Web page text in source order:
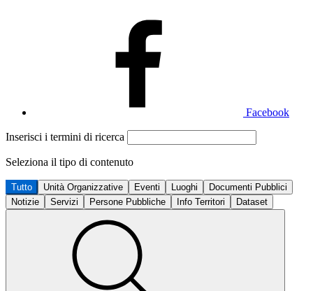
Facebook
Inserisci i termini di ricerca
Seleziona il tipo di contenuto
Tutto Unità Organizzative Eventi Luoghi
Documenti Pubblici
Notizie
Servizi Persone Pubbliche Info Territori Dataset